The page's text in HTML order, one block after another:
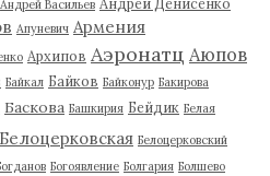
Андрей Васильев Андрей Денисенко
Апуневич Армения
Архипов Аэронатц Аюпов
Байкал Байков Байконур Бакирова
Баскова Башкирия Бейдик Белая
Белоцерковская Белоцерковский
Богоявление Болгария Болшево